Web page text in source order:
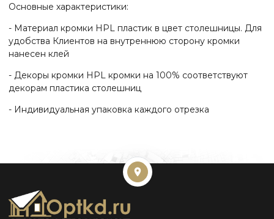
Основные характеристики:
- Материал кромки HPL пластик в цвет столешницы. Для
удобства Клиентов на внутреннюю сторону кромки
нанесен клей
- Декоры кромки HPL кромки на 100% соответствуют
декорам пластика столешниц
- Индивидуальная упаковка каждого отрезка